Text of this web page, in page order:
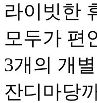
라이빗한
모두가 편
3개의 개
잔디마당